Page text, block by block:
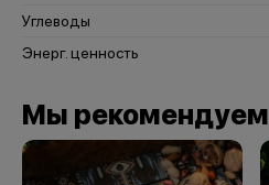
Углеводы
Энерг. ценность
Мы рекомендуем